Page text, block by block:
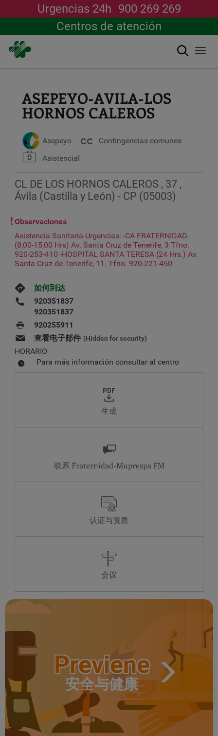
Urgencias 24h 900 269 269
Centros de atención
搜索
ASEPEYO-AVILA-LOS
HORNOS CALEROS
Asepeyo
Contingencias comunes
Asistencial
CL DE LOS HORNOS CALEROS , 37 ,
Ávila (Castilla y León) - CP (05003)
Observaciones
Asistencia Sanitaria-Urgencias: -CA FRATERNIDAD.
(8,00-15,00 Hrs) Av. Santa Cruz de Tenerife, 3 Tfno.
920-253-410 -HOSPITAL SANTA TERESA (24 Hrs.) Av.
Santa Cruz de Tenerife, 11. Tfno. 920-221-450
如何到达
920351837
920351837
920255911
查看电子邮件 (Hidden for security)
HORARIO
Para más información consultar al centro
生成
联系 Fraternidad-Muprespa
认证与资质
会议
Previene
安全与健康